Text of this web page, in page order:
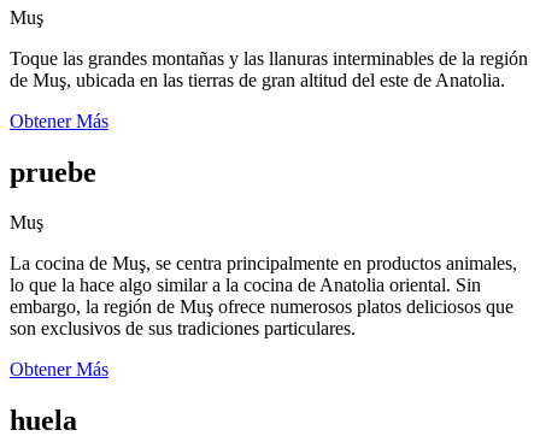
Muş
Toque las grandes montañas y las llanuras interminables de la región
de Muş, ubicada en las tierras de gran altitud del este de Anatolia.
Obtener Más
pruebe
Muş
La cocina de Muş, se centra principalmente en productos animales,
lo que la hace algo similar a la cocina de Anatolia oriental. Sin
embargo, la región de Muş ofrece numerosos platos deliciosos que
son exclusivos de sus tradiciones particulares.
Obtener Más
huela